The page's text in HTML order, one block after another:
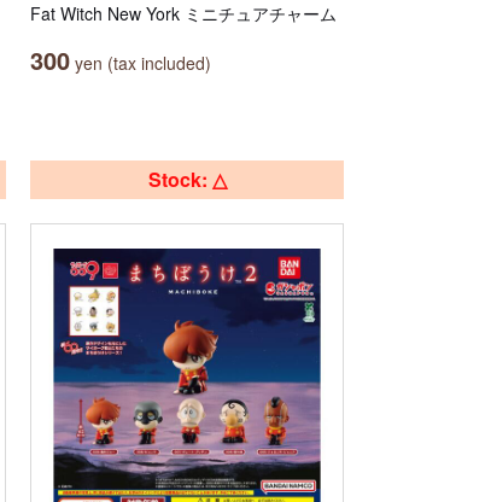
Fat Witch New York ミニチュアチャーム
300 yen (tax included)
Stock: △